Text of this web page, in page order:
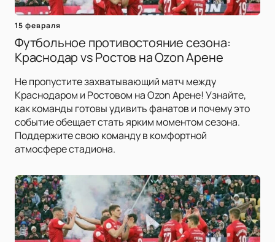
15 февраля
Футбольное противостояние сезона:
Краснодар vs Ростов на Ozon Арене
Не пропустите захватывающий матч между
Краснодаром и Ростовом на Ozon Арене! Узнайте,
как команды готовы удивить фанатов и почему это
событие обещает стать ярким моментом сезона.
Поддержите свою команду в комфортной
атмосфере стадиона.